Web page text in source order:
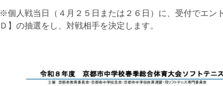
※個人戦当日（４月２５日または２６日）に、受付でエン
Ｄ】の抽選をし、対戦相手を決定します。